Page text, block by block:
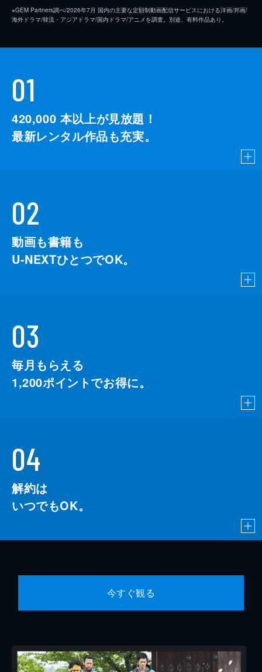
※GEM Partners調べ/2026年7⽉ 国内の主要な定額制動画配信サービスにおける洋画/邦画/
海外ドラマ/韓流・アジアドラマ/国内ドラマ/アニメを調査。別途、有料作品あり。
01
420,000 本以上が見放題！
最新レンタル作品も充実。
02
動画も書籍も
U-NEXTひとつでOK。
03
毎月もらえる
1,200ポイントでお得に。
04
解約は
いつでもOK。
今すぐ観る